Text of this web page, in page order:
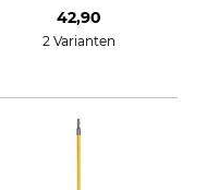
42,90
2 Varianten